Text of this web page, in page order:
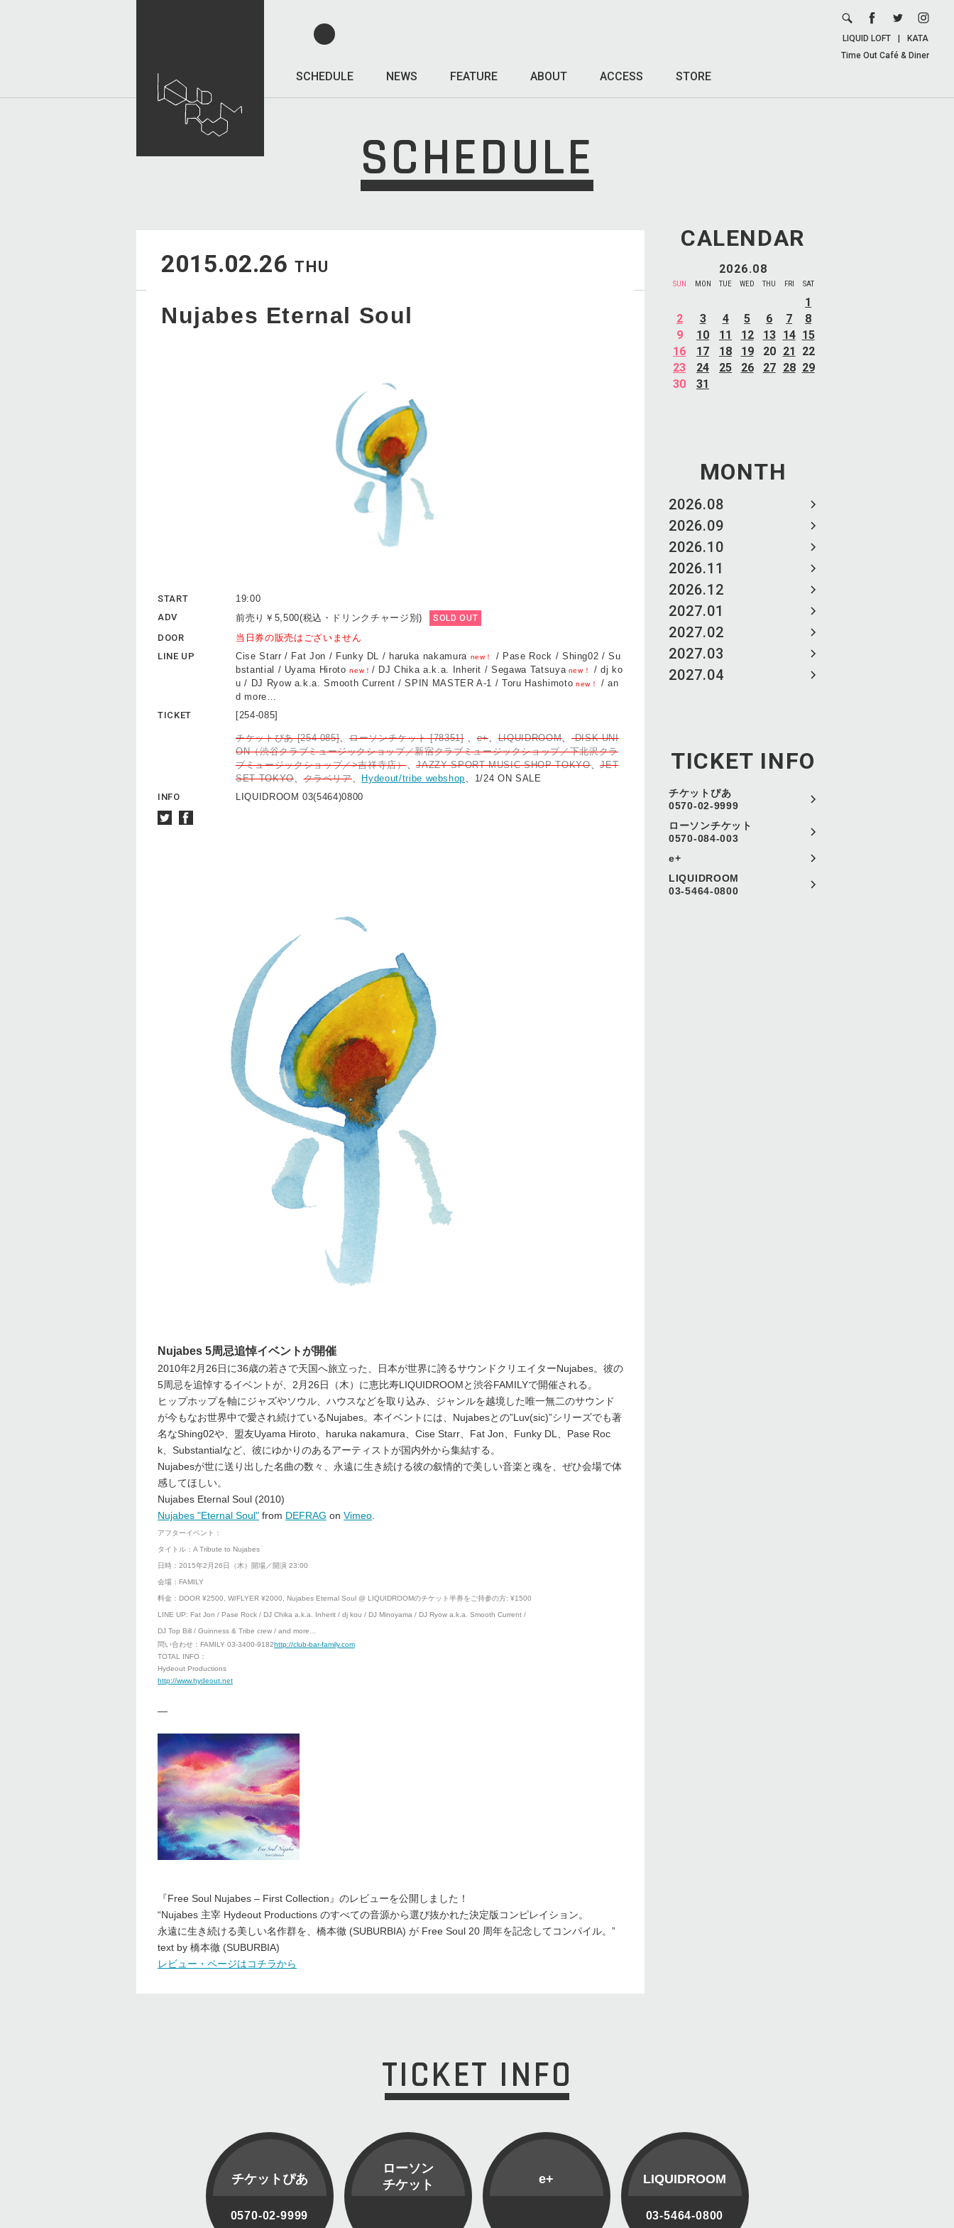
SCHEDULE NEWS FEATURE ABOUT ACCESS STORE
LIQUID LOFT
KATA
Time Out Café & Diner
SCHEDULE
CALENDAR
2026.08
SUN MON TUE WED THU FRI SAT
1
2
3 4 5 6 7
8
9
10 11 12 13 14 15
16
17 18 19 20 21
22
23
24 25 26 27 28 29
30
31
MONTH
2026.08
2026.09
2026.10
2026.11
2026.12
2027.01
2027.02
2027.03
2027.04
TICKET INFO
チケットぴあ
0570-02-9999
ローソンチケット
0570-084-003
e+
LIQUIDROOM
03-5464-0800
2015.02.26 THU
Nujabes Eternal Soul
START
19:00
ADV
前売り￥5,500(税込・ドリンクチャージ別) SOLD OUT
DOOR
当日券の販売はございません
LINE UP
Cise Starr / Fat Jon / Funky DL / haruka nakamura new！
/ Pase Rock / Shing02 / Su
bstantial / Uyama Hirotonew！ / DJ Chika a.k.a. Inherit / Segawa Tatsuya new！
/ dj ko
u / DJ Ryow a.k.a. Smooth Current / SPIN MASTER A-1 / Toru Hashimoto new！
/ an
d more…
TICKET
[254-085]
チケットぴあ [254-085]、ローソンチケット [78351]、e+、LIQUIDROOM、 DISK UNI
ON（渋谷クラブミュージックショップ／新宿クラブミュージックショップ／下北沢クラ
ブミュージックショップ／>吉祥寺店）、JAZZY SPORT MUSIC SHOP TOKYO、JET
SET TOKYO、クラベリア、 Hydeout/tribe webshop、1/24 ON SALE
INFO
LIQUIDROOM 03(5464)0800
Nujabes 5周忌追悼イベントが開催
2010年2月26日に36歳の若さで天国へ旅立った、日本が世界に誇るサウンドクリエイターNujabes。彼の
5周忌を追悼するイベントが、2月26日（木）に恵比寿LIQUIDROOMと渋谷FAMILYで開催される。
ヒップホップを軸にジャズやソウル、ハウスなどを取り込み、ジャンルを越境した唯一無二のサウンド
が今もなお世界中で愛され続けているNujabes。本イベントには、Nujabesとの”Luv(sic)”シリーズでも著
名なShing02や、盟友Uyama Hiroto、haruka nakamura、Cise Starr、Fat Jon、Funky DL、Pase Roc
k、Substantialなど、彼にゆかりのあるアーティストが国内外から集結する。
Nujabesが世に送り出した名曲の数々、永遠に生き続ける彼の叙情的で美しい音楽と魂を、ぜひ会場で体
感してほしい。
Nujabes Eternal Soul (2010)
Nujabes "Eternal Soul" from DEFRAG on Vimeo
アフターイベント：
タイトル：A Tribute to Nujabes
日時：2015年2月26日（木）開場／開演 23:00
会場：FAMILY
料金：DOOR ¥2500, W/FLYER ¥2000, Nujabes Eternal Soul @ LIQUIDROOMのチケット半券をご持参の方: ¥1500
LINE UP: Fat Jon / Pase Rock / DJ Chika a.k.a. Inherit / dj kou / DJ Minoyama / DJ Ryow a.k.a. Smooth Current /
DJ Top Bill / Guinness & Tribe crew / and more…
問い合わせ：FAMILY 03-3400-9182http://club-bar-family.com
TOTAL INFO：
Hydeout Productions
http://www.hydeout.net
—
『Free Soul Nujabes – First Collection』のレビューを公開しました！
“Nujabes 主宰 Hydeout Productions のすべての音源から選び抜かれた決定版コンピレイション。
永遠に生き続ける美しい名作群を、橋本徹 (SUBURBIA) が Free Soul 20 周年を記念してコンパイル。”
text by 橋本徹 (SUBURBIA)
レビュー・ページはコチラから
TICKET INFO
チケットぴあ
0570-02-9999
ローソン
チケット
e+ LIQUIDROOM
03-5464-0800